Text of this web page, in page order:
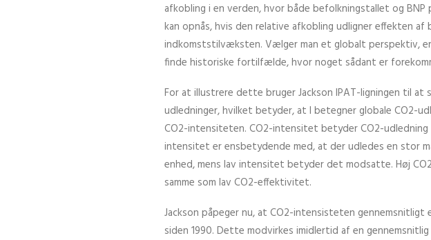
afkobling i en verden, hvor både befolkningstallet og BNP
kan opnås, hvis den relative afkobling udligner effekten af
indkomststilvæksten. Vælger man et globalt perspektiv,
finde historiske fortilfælde, hvor noget sådant er
For at illustrere dette bruger Jackson IPAT-ligningen til at
udledninger, hvilket betyder, at I betegner globale CO2-
CO2-intensiteten. CO2-intensitet betyder CO2-udledning
intensitet er ensbetydende med, at der udledes en stor
enhed, mens lav intensitet betyder det modsatte. Høj
samme som lav CO2-effektivitet.
Jackson påpeger nu, at CO2-intensisteten gennemsnitligt
siden 1990. Dette modvirkes imidlertid af en